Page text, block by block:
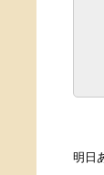
明日